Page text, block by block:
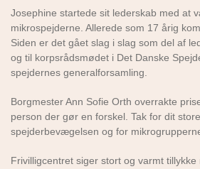
Josephine startede sit lederskab med at
mikrospejderne. Allerede som 17 årig
Siden er det gået slag i slag som del af
og til korpsrådsmødet i Det Danske
spejdernes generalforsamling.
Borgmester Ann Sofie Orth overrakte
person der gør en forskel. Tak for dit
spejderbevægelsen og for
Frivilligcentret siger stort og varmt